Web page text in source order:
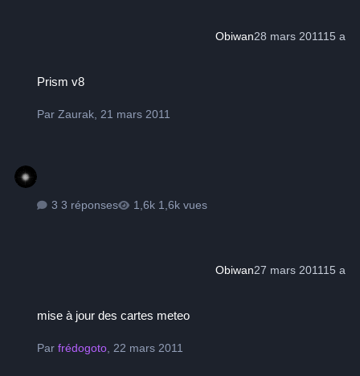
Obiwan28 mars 201115 a
Prism v8
ParZaurak,21 mars 2011
3 réponses 1,6k vues
Obiwan27 mars 201115 a
mise à jour des cartes meteo
Parfrédogoto,22 mars 2011